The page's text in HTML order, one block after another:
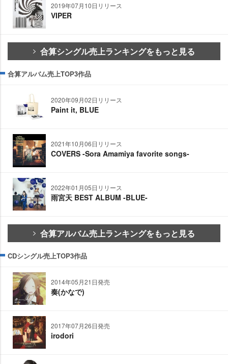
2019年07月10日リリース
VIPER
合算シングル売上ランキングをもっと見る
合算アルバム売上TOP3作品
2020年09月02日リリース
Paint it, BLUE
2021年10月06日リリース
COVERS -Sora Amamiya favorite songs-
2022年01月05日リリース
雨宮天 BEST ALBUM -BLUE-
合算アルバム売上ランキングをもっと見る
CDシングル売上TOP3作品
2014年05月21日発売
奏(かなで)
2017年07月26日発売
irodori